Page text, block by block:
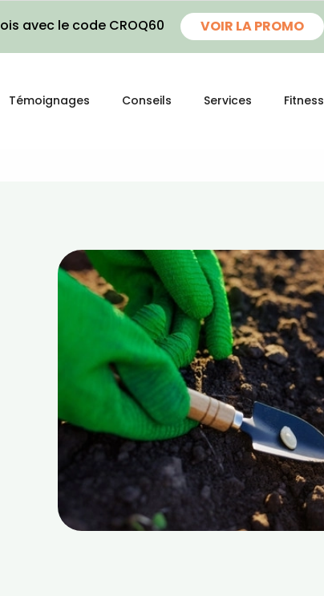
avec le code CROQ60 VOIR LA PROMO
Témoignages Conseils Services Fitness